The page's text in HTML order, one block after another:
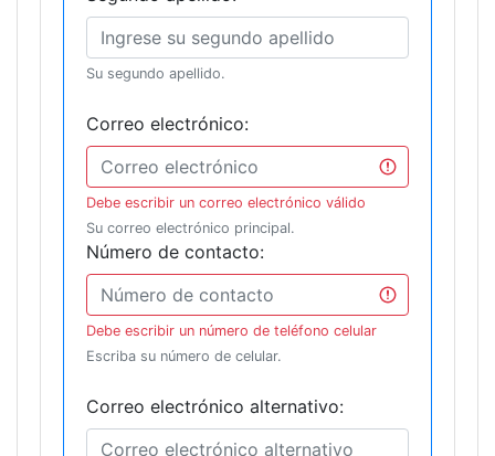
Su segundo apellido.
Correo electrónico:
Debe escribir un correo electrónico válido
Su correo electrónico principal.
Número de contacto:
Debe escribir un número de teléfono celular
Escriba su número de celular.
Correo electrónico alternativo: